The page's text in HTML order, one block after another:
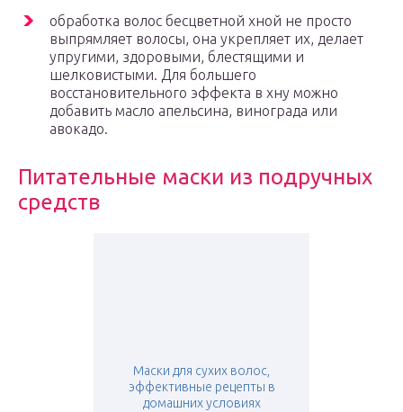
обработка волос бесцветной хной не просто
выпрямляет волосы, она укрепляет их, делает
упругими, здоровыми, блестящими и
шелковистыми. Для большего
восстановительного эффекта в хну можно
добавить масло апельсина, винограда или
авокадо.
Питательные маски из подручных
средств
Маски для сухих волос,
эффективные рецепты в
домашних условиях